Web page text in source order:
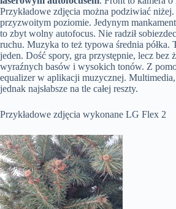
Przykładowe zdjęcia można podziwiać
przyzwoitym poziomie. Jedynym
to zbyt wolny autofocus. Nie radził
ruchu. Muzyka to też typowa średnia półka.
jeden. Dość spory, gra przystępnie, lecz bez
wyraźnych basów i wysokich tonów. Z
equalizer w aplikacji muzycznej.
jednak najsłabsze na tle całej reszty.
Przykładowe zdjęcia wykonane LG Flex 2